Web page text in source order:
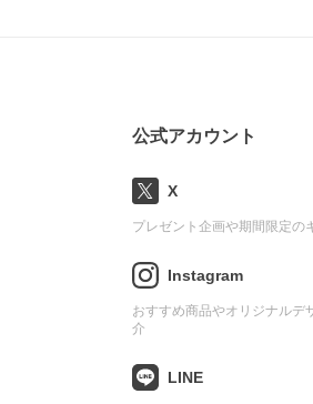
公式アカウント
X
プレゼント企画や期間限定の
Instagram
おすすめ商品やオリジナルデ
介
LINE